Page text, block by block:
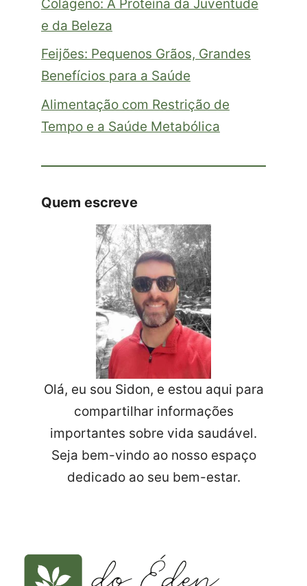
Colágeno: A Proteína da Juventude
e da Beleza
Feijões: Pequenos Grãos, Grandes
Benefícios para a Saúde
Alimentação com Restrição de
Tempo e a Saúde Metabólica
Quem escreve
Olá, eu sou Sidon, e estou aqui para
compartilhar informações
importantes sobre vida saudável.
Seja bem-vindo ao nosso espaço
dedicado ao seu bem-estar.